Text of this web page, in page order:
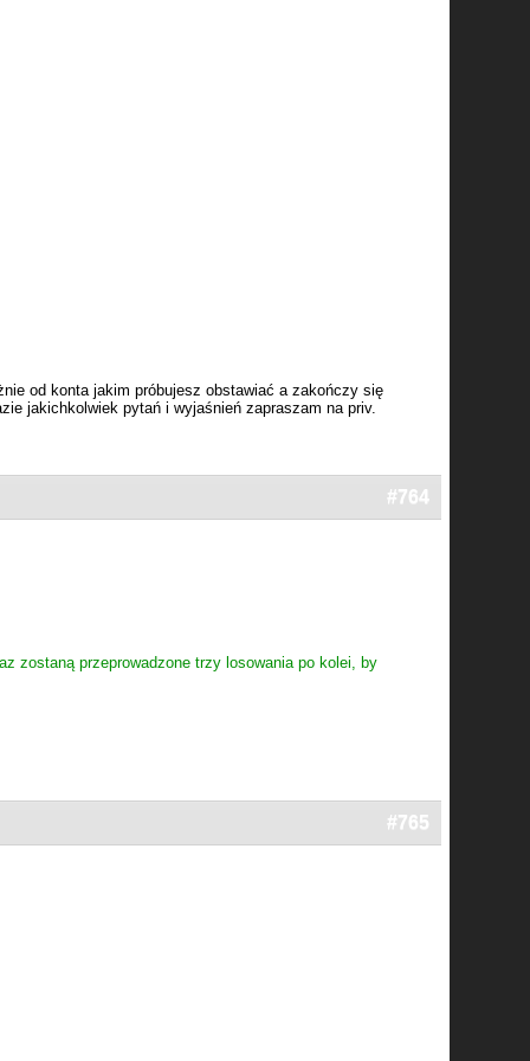
od konta jakim próbujesz obstawiać a zakończy się
jakichkolwiek pytań i wyjaśnień zapraszam na priv.
#764
zostaną przeprowadzone trzy losowania po kolei, by
#765